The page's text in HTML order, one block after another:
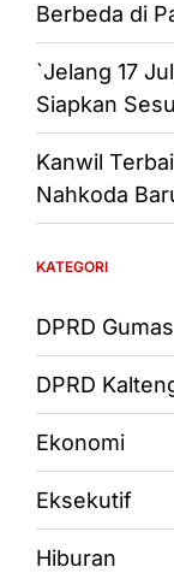
Berbeda di
`Jelang 17
Siapkan
Kanwil
Nahkoda
KATEGORI
DPRD Gumas
DPRD
Ekonomi
Eksekutif
Hiburan